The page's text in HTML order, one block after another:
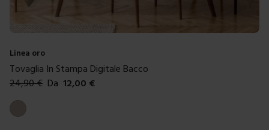
Linea oro
Tovaglia In Stampa Digitale Bacco
24,90€ Da 12,00 €
Colori disponibili
Tortora